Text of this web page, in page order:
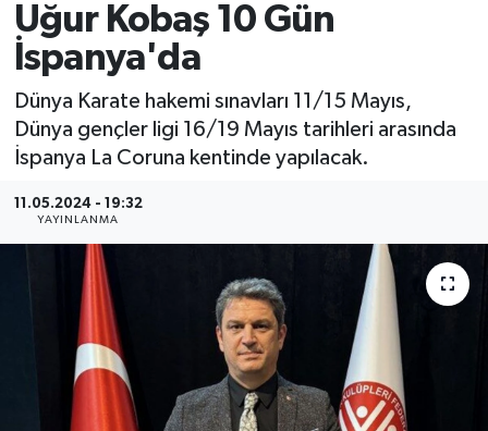
Uğur Kobaş 10 Gün
İspanya'da
Dünya Karate hakemi sınavları 11/15 Mayıs,
Dünya gençler ligi 16/19 Mayıs tarihleri arasında
İspanya La Coruna kentinde yapılacak.
11.05.2024 - 19:32
YAYINLANMA